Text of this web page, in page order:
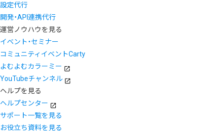
設定代行
開発・API連携代行
運営ノウハウを見る
イベント・セミナー
コミュニティイベントCarty
よむよむカラーミー
YouTubeチャンネル
ヘルプを見る
ヘルプセンター
サポート一覧を見る
お役立ち資料を見る